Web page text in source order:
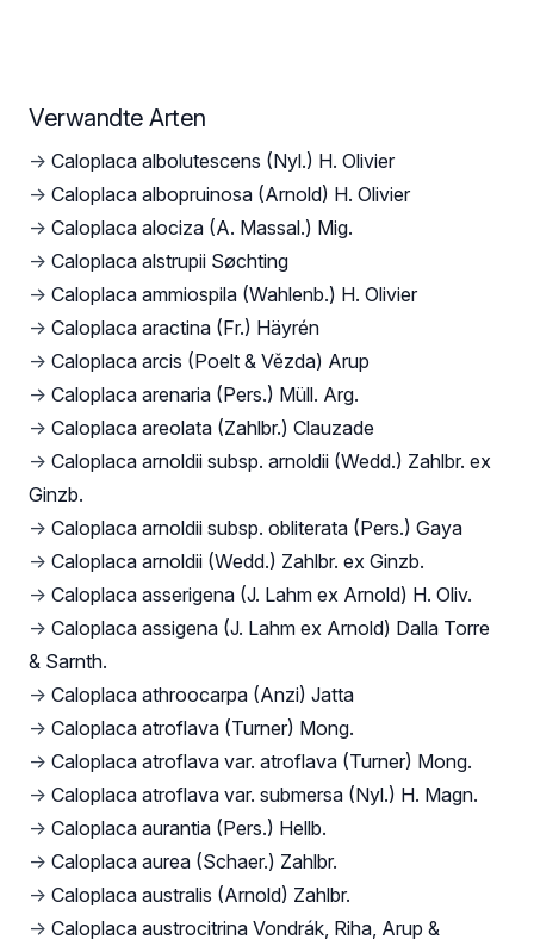
Verwandte Arten
→ Caloplaca albolutescens (Nyl.) H. Olivier
→ Caloplaca albopruinosa (Arnold) H. Olivier
→ Caloplaca alociza (A. Massal.) Mig.
→ Caloplaca alstrupii Søchting
→ Caloplaca ammiospila (Wahlenb.) H. Olivier
→ Caloplaca aractina (Fr.) Häyrén
→ Caloplaca arcis (Poelt & Vězda) Arup
→ Caloplaca arenaria (Pers.) Müll. Arg.
→ Caloplaca areolata (Zahlbr.) Clauzade
→ Caloplaca arnoldii subsp. arnoldii (Wedd.) Zahlbr. ex
Ginzb.
→ Caloplaca arnoldii subsp. obliterata (Pers.) Gaya
→ Caloplaca arnoldii (Wedd.) Zahlbr. ex Ginzb.
→ Caloplaca asserigena (J. Lahm ex Arnold) H. Oliv.
→ Caloplaca assigena (J. Lahm ex Arnold) Dalla Torre
& Sarnth.
→ Caloplaca athroocarpa (Anzi) Jatta
→ Caloplaca atroflava (Turner) Mong.
→ Caloplaca atroflava var. atroflava (Turner) Mong.
→ Caloplaca atroflava var. submersa (Nyl.) H. Magn.
→ Caloplaca aurantia (Pers.) Hellb.
→ Caloplaca aurea (Schaer.) Zahlbr.
→ Caloplaca australis (Arnold) Zahlbr.
→ Caloplaca austrocitrina Vondrák, Riha, Arup &